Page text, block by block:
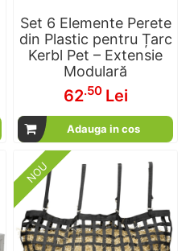
Set 6 Elemente Perete
din Plastic pentru Țarc
Kerbl Pet – Extensie
Modulară
62.50 Lei
Adauga in cos
NOU